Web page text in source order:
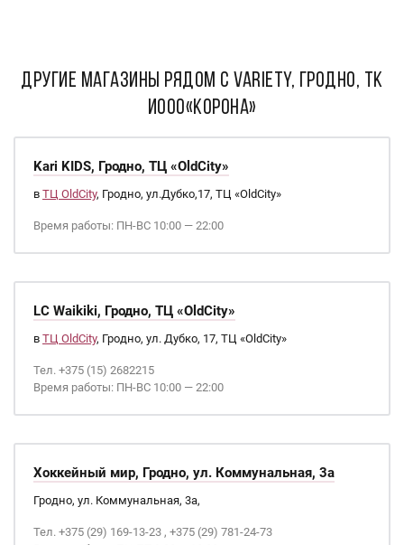
ДРУГИЕ МАГАЗИНЫ РЯДОМ С Variety, Гродно, ТК
ИООО«Корона»
Kari KIDS, Гродно, ТЦ «OldCity»
в ТЦ OldCity, Гродно, ул.Дубко,17, ТЦ «OldCity»
Время работы: ПН-ВС 10:00 — 22:00
LC Waikiki, Гродно, ТЦ «OldCity»
в ТЦ OldCity, Гродно, ул. Дубко, 17, ТЦ «OldCity»
Тел. +375 (15) 2682215
Время работы: ПН-ВС 10:00 — 22:00
Хоккейный мир, Гродно, ул. Коммунальная, 3а
Гродно, ул. Коммунальная, 3а,
Тел. +375 (29) 169-13-23 , +375 (29) 781-24-73